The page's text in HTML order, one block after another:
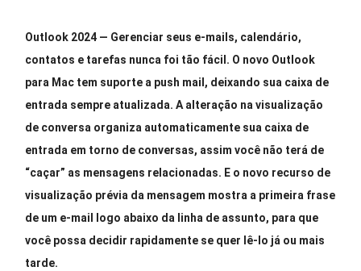
Outlook 2024 — Gerenciar seus e-mails, calendário,
contatos e tarefas nunca foi tão fácil. O novo Outlook
para Mac tem suporte a push mail, deixando sua caixa de
entrada sempre atualizada. A alteração na visualização
de conversa organiza automaticamente sua caixa de
entrada em torno de conversas, assim você não terá de
“caçar” as mensagens relacionadas. E o novo recurso de
visualização prévia da mensagem mostra a primeira frase
de um e-mail logo abaixo da linha de assunto, para que
você possa decidir rapidamente se quer lê-lo já ou mais
tarde.